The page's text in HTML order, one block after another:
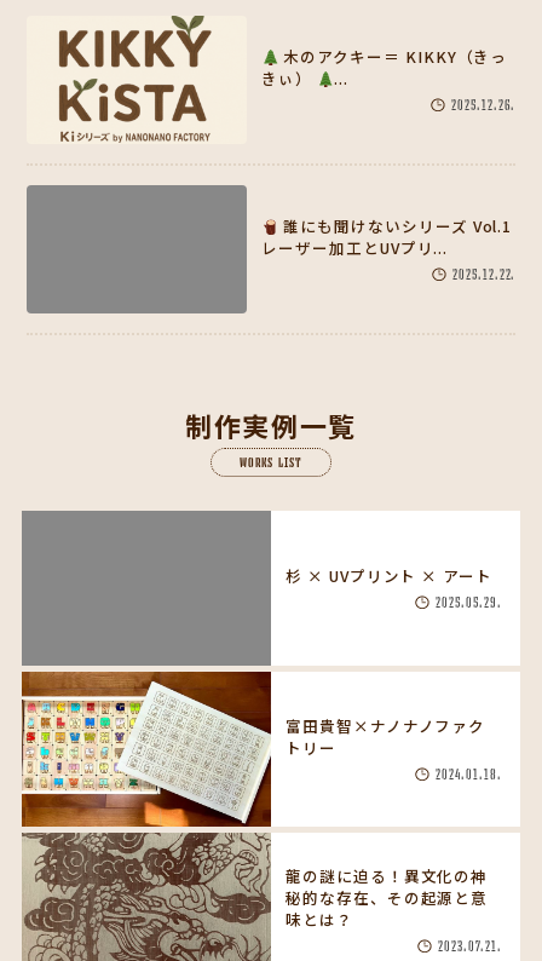
木のアクキー＝ KIKKY（きっ
きぃ）
...
2025.12.26.
誰にも聞けないシリーズ Vol.1
レーザー加工とUVプリ...
2025.12.22.
制作実例一覧
WORKS LIST
杉 × UVプリント × アート
2025.05.29.
富田貴智×ナノナノファク
トリー
2024.01.18.
龍の謎に迫る！異文化の神
秘的な存在、その起源と意
味とは？
2023.07.21.